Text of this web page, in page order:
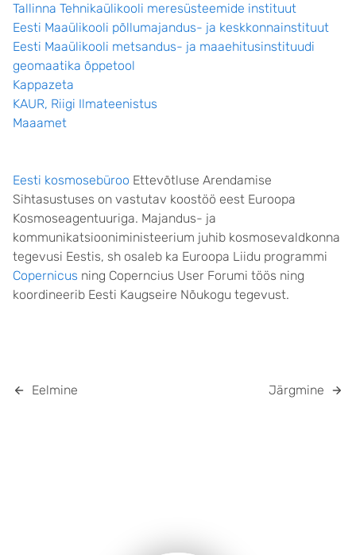
Tallinna Tehnikaülikooli meresüsteemide instituut
Eesti Maaülikooli põllumajandus- ja keskkonnainstituut
Eesti Maaülikooli metsandus- ja maaehitusinstituudi
geomaatika õppetool
Kappazeta
KAUR, Riigi Ilmateenistus
Maaamet
Eesti kosmosebüroo Ettevõtluse Arendamise
Sihtasustuses on vastutav koostöö eest Euroopa
Kosmoseagentuuriga. Majandus- ja
kommunikatsiooniministeerium juhib kosmosevaldkonna
tegevusi Eestis, sh osaleb ka Euroopa Liidu programmi
Copernicus ning Coperncius User Forumi töös ning
koordineerib Eesti Kaugseire Nõukogu tegevust.
Eelmine Järgmine